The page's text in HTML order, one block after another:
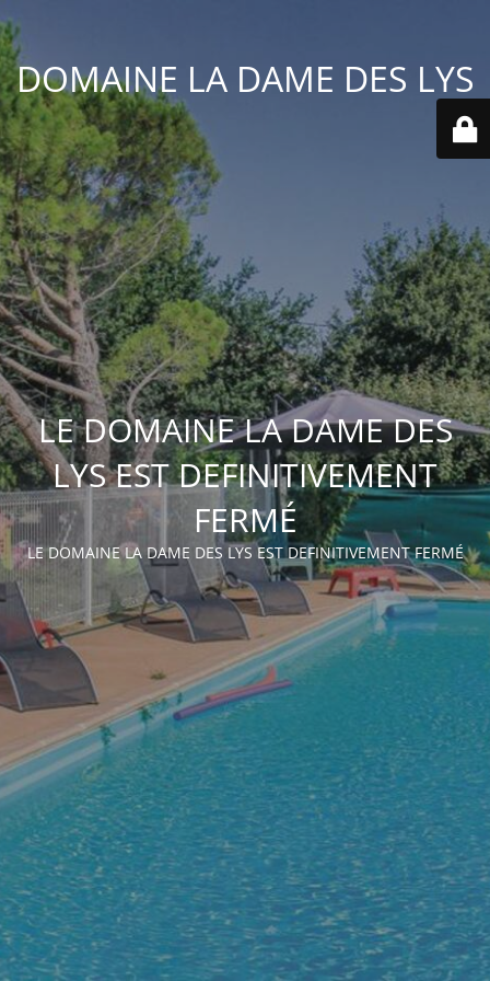
DOMAINE LA DAME DES LYS
LE DOMAINE LA DAME DES
LYS EST DEFINITIVEMENT
FERMÉ
LE DOMAINE LA DAME DES LYS EST DEFINITIVEMENT FERMÉ